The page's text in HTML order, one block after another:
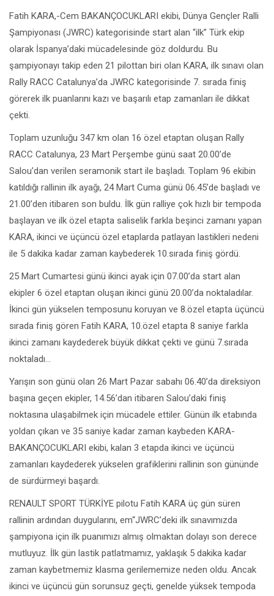
Fatih KARA,-Cem BAKANÇOCUKLARI ekibi, Dünya Gençler Ralli
Şampiyonası (JWRC) kategorisinde start alan “ilk” Türk ekip
olarak İspanya’daki mücadelesinde göz doldurdu. Bu
şampiyonayı takip eden 21 pilottan biri olan KARA, ilk sınavı olan
Rally RACC Catalunya’da JWRC kategorisinde 7. sırada finiş
görerek ilk puanlarını kazı ve başarılı etap zamanları ile dikkat
çekti.
Toplam uzunluğu 347 km olan 16 özel etaptan oluşan Rally
RACC Catalunya, 23 Mart Perşembe günü saat 20.00’de
Salou’dan verilen seramonik start ile başladı. Toplam 96 ekibin
katıldığı rallinin ilk ayağı, 24 Mart Cuma günü 06.45’de başladı ve
21.00’den itibaren son buldu. İlk gün ralliye çok hızlı bir tempoda
başlayan ve ilk özel etapta saliselik farkla beşinci zamanı yapan
KARA, ikinci ve üçüncü özel etaplarda patlayan lastikleri nedeni
ile 5 dakika kadar zaman kaybederek 10.sırada finiş gördü.
25 Mart Cumartesi günü ikinci ayak için 07.00’da start alan
ekipler 6 özel etaptan oluşan ikinci günü 20.00’da noktaladılar.
İkinci gün yükselen temposunu koruyan ve 8.özel etapta üçüncü
sırada finiş gören Fatih KARA, 10.özel etapta 8 saniye farkla
ikinci zamanı kaydederek büyük dikkat çekti ve günü 7.sırada
noktaladı…
Yarışın son günü olan 26 Mart Pazar sabahı 06.40’da direksiyon
başına geçen ekipler, 14.56’dan itibaren Salou’daki finiş
noktasına ulaşabilmek için mücadele ettiler. Günün ilk etabında
yoldan çıkan ve 35 saniye kadar zaman kaybeden KARA-
BAKANÇOCUKLARI ekibi, kalan 3 etapda ikinci ve üçüncü
zamanları kaydederek yükselen grafiklerini rallinin son gününde
de sürdürmeyi başardı.
RENAULT SPORT TÜRKİYE pilotu Fatih KARA üç gün süren
rallinin ardından duygularını, em“JWRC’deki ilk sınavımızda
şampiyona için ilk puanımızı almış olmaktan dolayı son derece
mutluyuz. İlk gün lastik patlatmamız, yaklaşık 5 dakika kadar
zaman kaybetmemiz klasma gerilememize neden oldu. Ancak
ikinci ve üçüncü gün sorunsuz geçti, genelde yüksek tempoda